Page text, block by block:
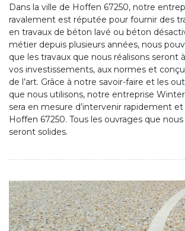
Dans la ville de Hoffen 67250, notre
ravalement est réputée pour fournir des
en travaux de béton lavé ou béton
métier depuis plusieurs années, nous
que les travaux que nous réalisons seront
vos investissements, aux normes et
de l’art. Grâce à notre savoir-faire et les
que nous utilisons, notre entreprise
sera en mesure d’intervenir rapidement
Hoffen 67250. Tous les ouvrages que
seront solides.